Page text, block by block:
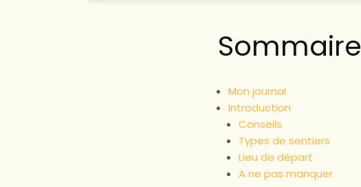
Sommaire
Mon journal
Introduction
Conseils
Types de sentiers
Lieu de départ
A ne pas manquer